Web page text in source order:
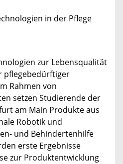
in der Pflege
zur Lebensqualität
pflegebedürftiger
Rahmen von
setzen Studierende der
am Main Produkte aus
Robotik und
und Behindertenhilfe
erste Ergebnisse
zur Produktentwicklung